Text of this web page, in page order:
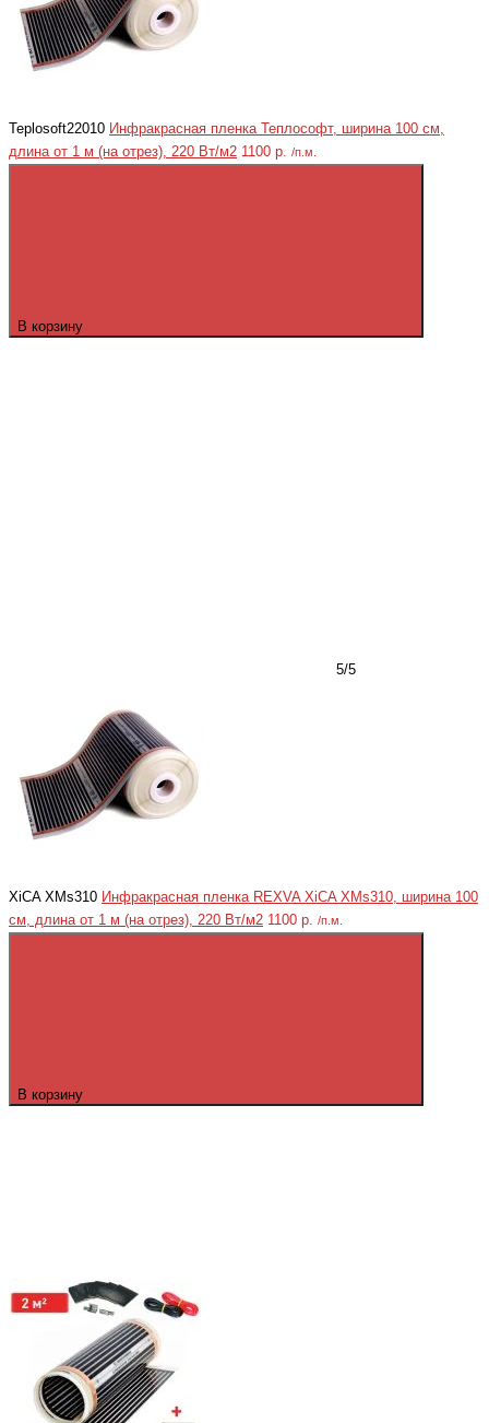
Teplosoft22010 Инфракрасная пленка Теплософт, ширина 100 см,
длина от 1 м (на отрез), 220 Вт/м2 1100 р. /п.м.
В корзину
5/5
XiCA XMs310 Инфракрасная пленка REXVA XiCA XMs310, ширина 100
см, длина от 1 м (на отрез), 220 Вт/м2 1100 р. /п.м.
В корзину